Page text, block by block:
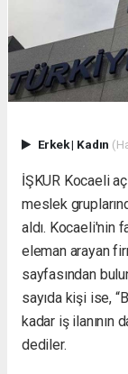
Erkek| Kadın
İŞKUR Kocaeli
meslek
aldı. Kocaeli'nin
eleman arayan
sayfasından
sayıda kişi ise,
kadar iş ilanının
dediler.